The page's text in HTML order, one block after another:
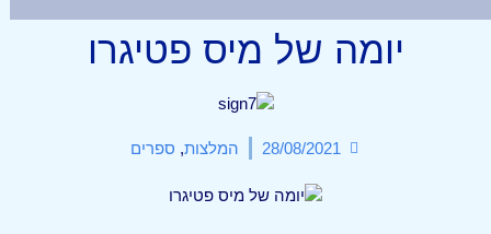
יומה של מיס פטיגרו
28/08/2021 המלצות, ספרים